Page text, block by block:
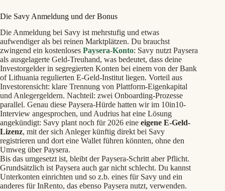
Die Savy Anmeldung und der Bonus
Die Anmeldung bei Savy ist mehrstufig und etwas
aufwendiger als bei reinen Marktplätzen. Du brauchst
zwingend ein kostenloses Paysera-Konto: Savy nutzt Paysera
als ausgelagerte Geld-Treuhand, was bedeutet, dass deine
Investorgelder in segregierten Konten bei einem von der Bank
of Lithuania regulierten E-Geld-Institut liegen. Vorteil aus
Investorensicht: klare Trennung von Plattform-Eigenkapital
und Anlegergeldern. Nachteil: zwei Onboarding-Prozesse
parallel. Genau diese Paysera-Hürde hatten wir im 10in10-
Interview angesprochen, und Audrius hat eine Lösung
angekündigt: Savy plant noch für 2026 eine eigene E-Geld-
Lizenz, mit der sich Anleger künftig direkt bei Savy
registrieren und dort eine Wallet führen könnten, ohne den
Umweg über Paysera.
Bis das umgesetzt ist, bleibt der Paysera-Schritt aber Pflicht.
Grundsätzlich ist Paysera auch gar nicht schlecht. Du kannst
Unterkonten einrichten und so z.b. eines für Savy und ein
anderes für InRento, das ebenso Paysera nutzt, verwenden.